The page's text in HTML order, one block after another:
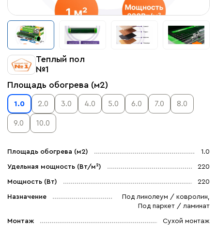
Теплый пол
№1
Площадь обогрева (м2)
1.0 2.0 3.0 4.0 5.0 6.0 7.0 8.0
9.0 10.0
Площадь обогрева (м2) 1.0
Удельная мощность (Вт/м²) 220
Мощность (Вт) 220
Назначение
Под линолеум / ковролин,
Под паркет / ламинат
Монтаж Сухой монтаж